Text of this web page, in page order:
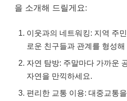
을 소개해 드릴게요:
이웃과의 네트워킹: 지역 주
로운 친구들과 관계를 형성해
자연 탐방: 주말마다 가까운
자연을 만끽하세요.
편리한 교통 이용: 대중교통